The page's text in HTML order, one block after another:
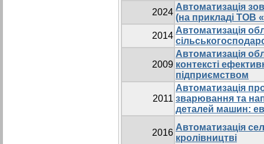
2024
Автоматизація
(на прикладі ТОВ
2014
Автоматизація
2009
Автоматизація
контексті
підприємством
2011
Автоматизація
зварювання та
деталей машин:
2016
Автоматизація
кролівництві